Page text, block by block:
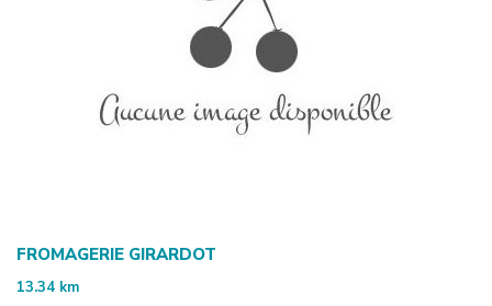
FROMAGERIE GIRARDOT
13.34 km